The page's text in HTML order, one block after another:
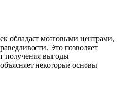
обладает мозговыми центрами,
Это позволяет
получения выгоды
некоторые основы